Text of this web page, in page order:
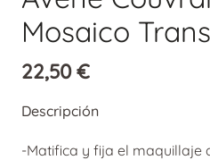
Mosaico
22,50€
Descripción
-Matifica y fija el maquillaje